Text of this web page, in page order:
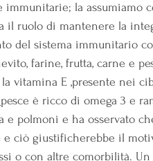
la assumiamo
il ruolo di mantenere la
del sistema immunitario
farine, frutta, carne e
vitamina E ,presente nei
pesce è ricco di omega 3 e
polmoni e ha osservato
ciò giustificherebbe il
o con altre comorbilità.